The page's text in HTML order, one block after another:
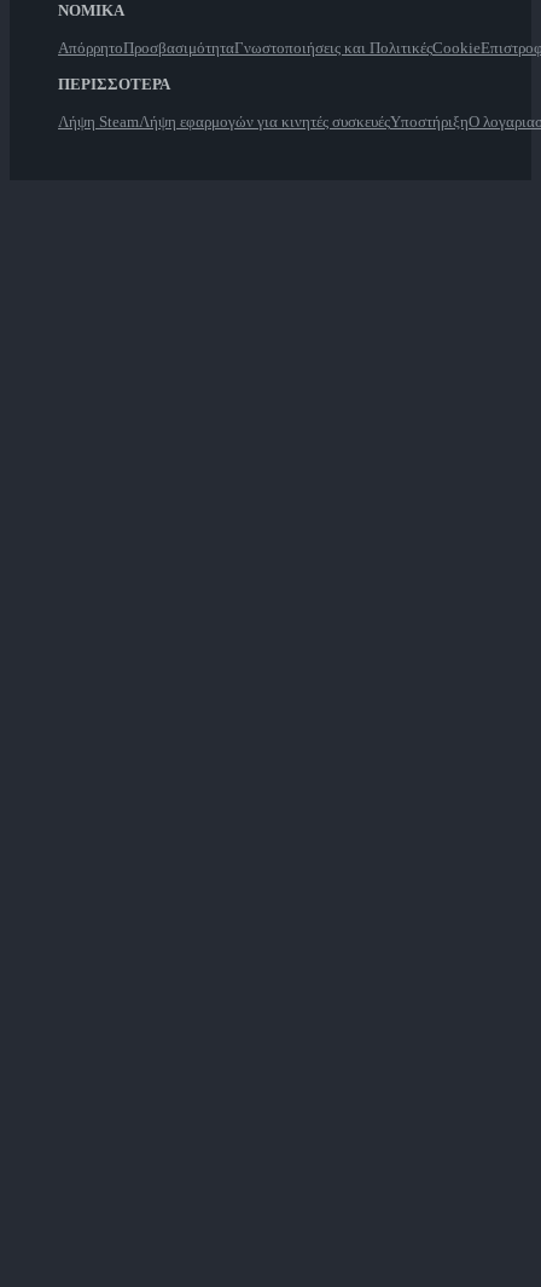
ΝΟΜΙΚΑ
ΑπόρρητοΠροσβασιμότηταΓνωστοποιήσεις και ΠολιτικέςCookie
ΠΕΡΙΣΣΟΤΕΡΑ
Λήψη SteamΛήψη εφαρμογών για κινητές συσκευέςΥποστήριξηΟ